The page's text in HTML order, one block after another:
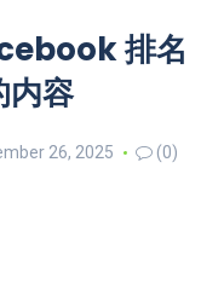
排名
内容
26, 2025 (0)